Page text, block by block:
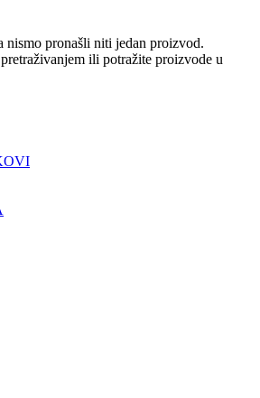
nismo pronašli niti jedan proizvod.
ili potražite proizvode u